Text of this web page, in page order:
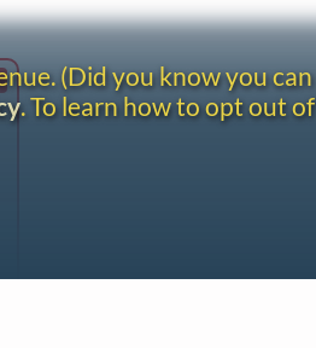
(Did you know you can
. To learn how to opt out of